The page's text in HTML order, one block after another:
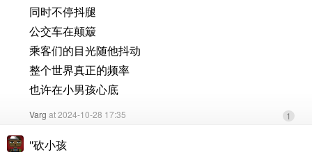
同时不停抖腿
公交车在颠簸
乘客们的目光随他抖动
整个世界真正的频率
也许在小男孩心底
Varg at 2024-10-28 17:35 1
"砍小孩